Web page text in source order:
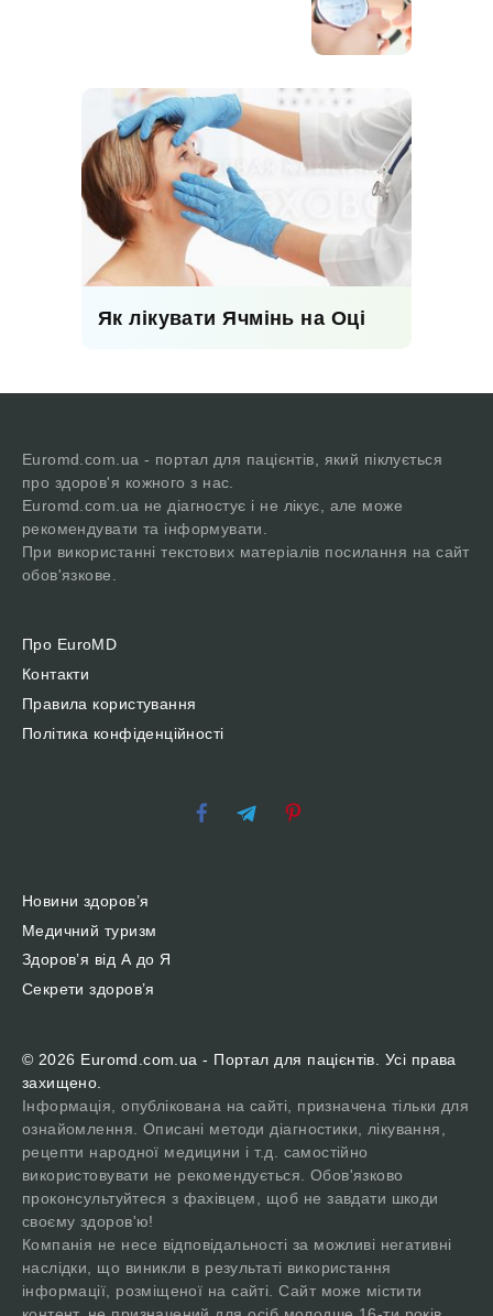
Як лікувати Ячмінь на Оці
Euromd.com.ua - портал для пацієнтів, який піклується
про здоров'я кожного з нас.
Euromd.com.ua не діагностує і не лікує, але може
рекомендувати та інформувати.
При використанні текстових матеріалів посилання на сайт
обов'язкове.
Про EuroMD
Контакти
Правила користування
Політика конфіденційності
Новини здоров’я
Медичний туризм
Здоров’я від А до Я
Секрети здоров’я
© 2026 Euromd.com.ua - Портал для пацієнтів. Усі права
захищено.
Інформація, опублікована на сайті, призначена тільки для
ознайомлення. Описані методи діагностики, лікування,
рецепти народної медицини і т.д. самостійно
використовувати не рекомендується. Обов'язково
проконсультуйтеся з фахівцем, щоб не завдати шкоди
своєму здоров'ю!
Компанія не несе відповідальності за можливі негативні
наслідки, що виникли в результаті використання
інформації, розміщеної на сайті. Сайт може містити